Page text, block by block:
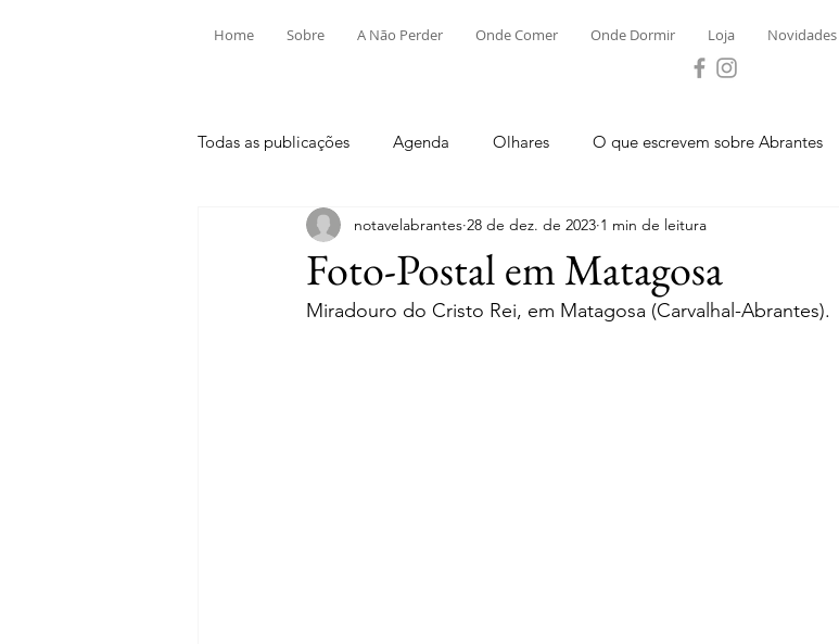
Home Sobre A Não Perder Onde Comer Onde Dormir Loja Novidades
Todas as publicações Agenda Olhares O que escrevem sobre Abrantes
Aldeia do Mato e Souto Alvega e Concavada Bemposta
Mouriscas Pego Rio de Moinhos S. Facundo e Vale das Mós
Foto-Postal em Matagosa
notavelabrantes 28 de dez. de 2023 1 min de leitura
Miradouro do Cristo Rei, em Matagosa (Carvalhal-Abrantes).